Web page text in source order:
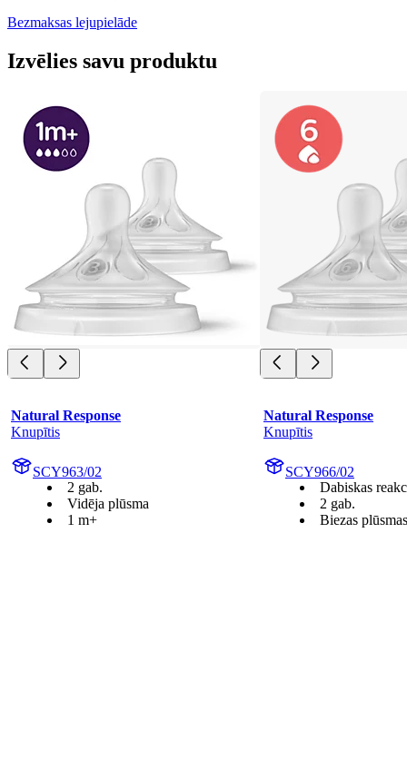
Bezmaksas lejupielāde
Izvēlies savu produktu
Natural Response
Knupītis
SCY963/02
2 gab.
Vidēja plūsma
1 m+
Natural Response
Knupītis
SCY966/02
Dabiskas
2 gab.
Biezas